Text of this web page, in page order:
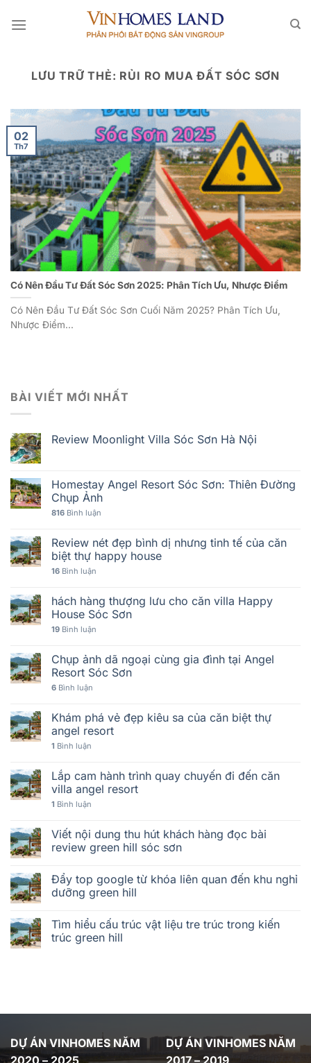
qua
LƯU TRỮ THẺ: RỦI RO MUA ĐẤT SÓC SƠN
Có Nên Đầu Tư Đất Sóc Sơn 2025: Phân Tích Ưu, Nhược Điểm
Có Nên Đầu Tư Đất Sóc Sơn Cuối Năm 2025? Phân Tích Ưu,
Nhược Điểm...
02
Th7
BÀI VIẾT MỚI NHẤT
Review Moonlight Villa Sóc Sơn Hà Nội
Homestay Angel Resort Sóc Sơn: Thiên Đường
Chụp Ảnh
816 Bình luận
Review nét đẹp bình dị nhưng tinh tế của căn
biệt thự happy house
16 Bình luận
hách hàng thượng lưu cho căn villa Happy
House Sóc Sơn
19 Bình luận
Chụp ảnh dã ngoại cùng gia đình tại Angel
Resort Sóc Sơn
6 Bình luận
Khám phá vẻ đẹp kiêu sa của căn biệt thự
angel resort
1 Bình luận
Lắp cam hành trình quay chuyến đi đến căn
villa angel resort
1 Bình luận
Viết nội dung thu hút khách hàng đọc bài
review green hill sóc sơn
Đẩy top google từ khóa liên quan đến khu nghỉ
dưỡng green hill
Tìm hiểu cấu trúc vật liệu tre trúc trong kiến
trúc green hill
DỰ ÁN VINHOMES NĂM
DỰ ÁN VINHOMES NĂM